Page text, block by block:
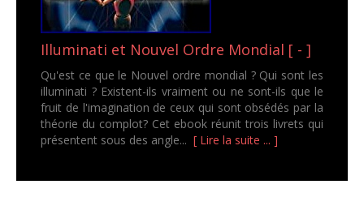
Illuminati et Nouvel Ordre Mondial [ - ]
Qu'est ce que le Nouvel ordre mondial ? Qui sont les
illuminati ? Existent-ils vraiment ou ne sont-ils que le
fruit de l'imagination de ceux qui sont obsédés par la
théorie du complot? Cet ebook réunit trois livrets qui
présentent sous des angle... [ Lire la suite ... ]